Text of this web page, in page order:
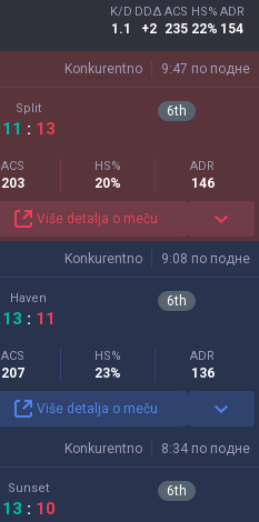
K/D
1.1
DDΔ
+2
ACS
235
HS%
22%
ADR
154
Konkurentno 9:47 по подне
Split
11 : 13
6th
ACS
203
HS%
20%
ADR
146
Više detalja o meču
Konkurentno 9:08 по подне
Haven
13 : 11
6th
ACS
207
HS%
23%
ADR
136
Više detalja o meču
Konkurentno 8:34 по подне
Sunset
13 : 10
6th